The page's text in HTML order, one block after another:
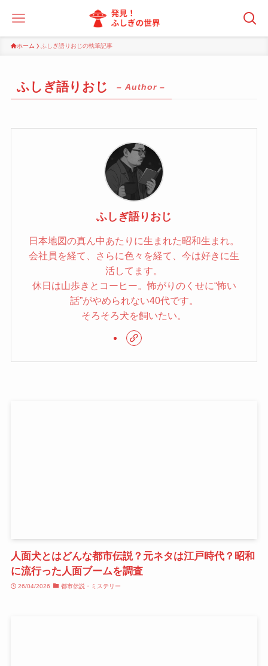
ホーム ふしぎ語りおじの執筆記事
ふしぎ語りおじ – Author –
ふしぎ語りおじ
日本地図の真ん中あたりに生まれた昭和生まれ。
会社員を経て、さらに色々を経て、今は好きに生
活してます。
休日は山歩きとコーヒー。怖がりのくせに“怖い
話”がやめられない40代です。
そろそろ犬を飼いたい。
人面犬とはどんな都市伝説？元ネタは江戸時代？昭和
に流行った人面ブームを調査
26/04/2026 都市伝説・ミステリー